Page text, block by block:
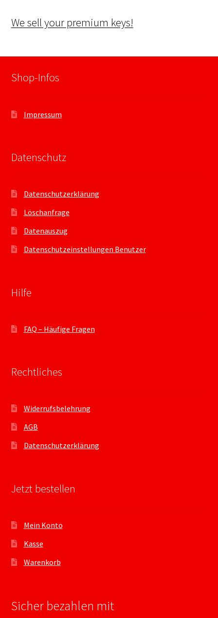
We sell your premium keys!
Shop-Infos
Impressum
Datenschutz
Datenschutzerklärung
Löschanfrage
Datenauszug
Datenschutzeinstellungen Benutzer
Hilfe
FAQ – Häufige Fragen
Rechtliches
Widerrufsbelehrung
AGB
Datenschutzerklärung
Jetzt bestellen
Mein Konto
Kasse
Warenkorb
Sicher bezahlen mit